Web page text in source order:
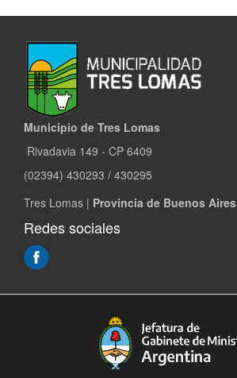
Municipio de Tres Lomas
Rivadavia 149 - CP 6409
(02394) 430293 / 430295
Tres Lomas | Provincia de Buenos Aires
Redes sociales